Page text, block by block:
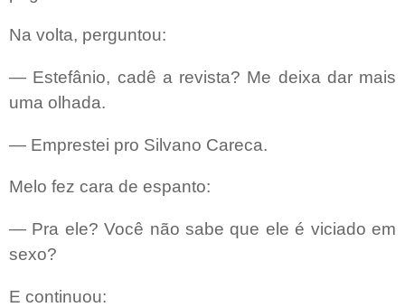
Na volta, perguntou:
— Estefânio, cadê a revista? Me deixa dar mais
uma olhada.
— Emprestei pro Silvano Careca.
Melo fez cara de espanto:
— Pra ele? Você não sabe que ele é viciado em
sexo?
E continuou: